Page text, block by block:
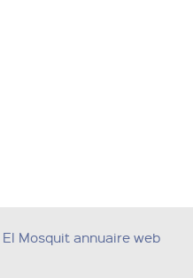
El Mosquit annuaire web